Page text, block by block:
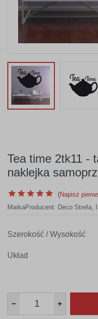
Tea time 2tk11 -
naklejka
(Napisz
MarkaProducent: Deco Strefa,
Szerokość / Wysokość
Układ